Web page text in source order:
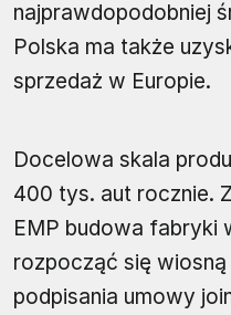
najprawdopodobniej
Polska ma także
sprzedaż w Europie.
Docelowa skala
400 tys. aut rocznie.
EMP budowa fabryki
rozpocząć się
podpisania umowy